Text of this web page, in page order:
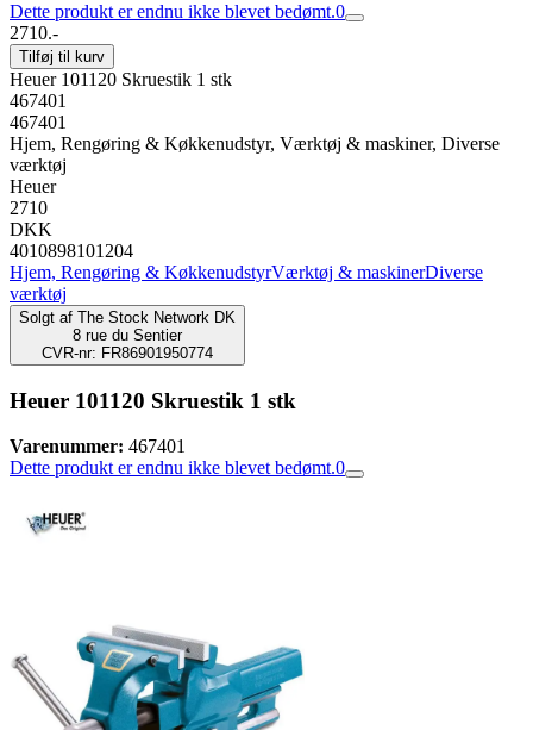
Dette produkt er endnu ikke blevet bedømt.0
2710.-
Tilføj til kurv
Heuer 101120 Skruestik 1 stk
467401
467401
Hjem, Rengøring & Køkkenudstyr, Værktøj & maskiner, Diverse
værktøj
Heuer
2710
DKK
4010898101204
Hjem, Rengøring & KøkkenudstyrVærktøj & maskinerDiverse
værktøj
Solgt af The Stock Network DK
8 rue du Sentier
CVR-nr: FR86901950774
Heuer 101120 Skruestik 1 stk
Varenummer: 467401
Dette produkt er endnu ikke blevet bedømt.0